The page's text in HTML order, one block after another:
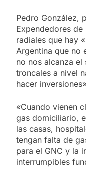
Pedro González,
Expendedores
radiales que hay
Argentina que no
no nos alcanza
troncales a nivel
hacer
«Cuando vienen
gas domiciliario,
las casas,
tengan falta de
para el GNC y la
interrumpibles